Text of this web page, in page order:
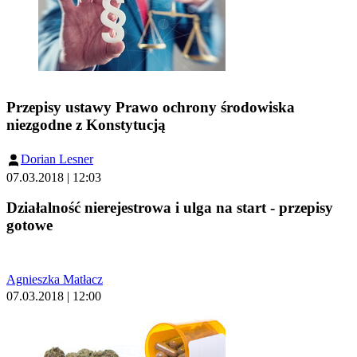
Przepisy ustawy Prawo ochrony środowiska
niezgodne z Konstytucją
Dorian Lesner
07.03.2018 | 12:03
Działalność nierejestrowa i ulga na start - przepisy
gotowe
Agnieszka Matłacz
07.03.2018 | 12:00